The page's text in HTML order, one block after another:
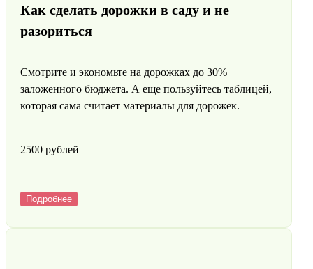
Как сделать дорожки в саду и не
разориться
Смотрите и экономьте на дорожках до 30%
заложенного бюджета. А еще пользуйтесь таблицей,
которая сама считает материалы для дорожек.
2500 pyблей
Подробнее